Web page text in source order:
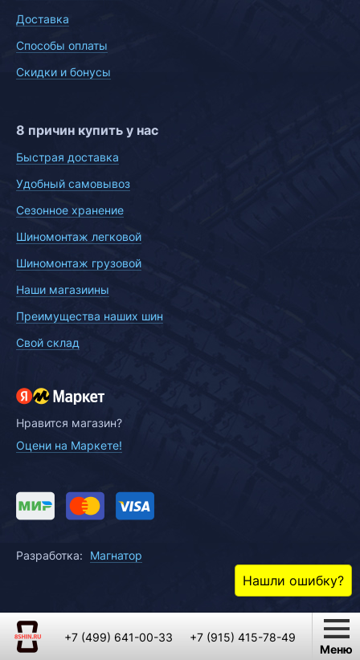
Доставка
Способы оплаты
Скидки и бонусы
8 причин купить у нас
Быстрая доставка
Удобный самовывоз
Сезонное хранение
Шиномонтаж легковой
Шиномонтаж грузовой
Наши магазиины
Преимущества наших шин
Свой склад
Нравится магазин?
Оцени на Маркете!
Разработка: Магнатор
+7 (499) 641-00-33
+7 (915) 415-78-49
Меню
Нашли ошибку?